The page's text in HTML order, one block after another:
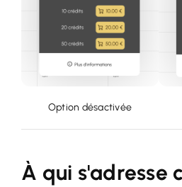
Option désactivée
À qui s'adresse